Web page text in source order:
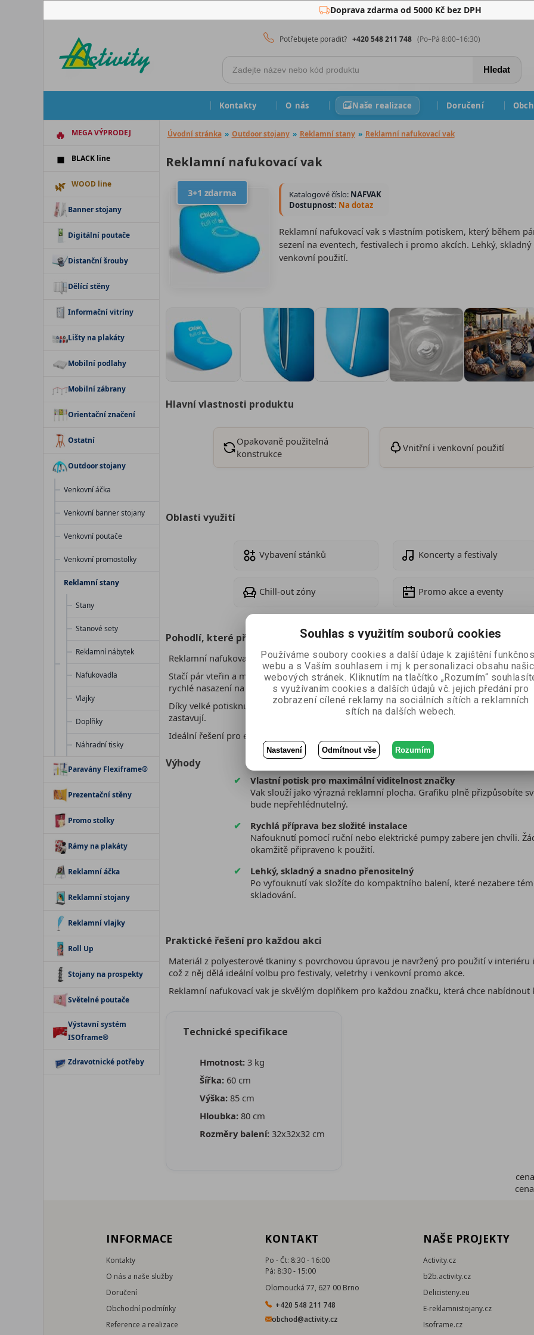
Doprava zdarma od 5000 Kč bez DPH
Potřebujete poradit? +420 548 211 748 (Po–Pá 8:00–16:30)
Hledat
Kontakty O nás Naše realizace Doručení
MEGA VÝPRODEJ
BLACK line
WOOD line
Banner stojany
Digitální poutače
Distanční šrouby
Dělící stěny
Informační vitríny
Lišty na plakáty
Mobilní podlahy
Mobilní zábrany
Orientační značení
Ostatní
Outdoor stojany
Venkovní áčka
Venkovní banner stojany
Venkovní poutače
Venkovní promostolky
Reklamní stany
Stany
Stanové sety
Reklamní nábytek
Nafukovadla
Vlajky
Doplňky
Náhradní tisky
Paravány Flexiframe®
Prezentační stěny
Promo stolky
Rámy na plakáty
Reklamní áčka
Reklamní stojany
Reklamní vlajky
Roll Up
Stojany na prospekty
Světelné poutače
Výstavní systém
ISOframe®
Zdravotnické potřeby
Úvodní stránka » Outdoor stojany » Reklamní stany » Reklamní nafukovací vak
Reklamní nafukovací vak
3+1 zdarma Katalogové číslo: NAFVAK
Dostupnost: Na dotaz
Reklamní nafukovací vak s vlastním potiskem, který během
sezení na eventech, festivalech i promo akcích. Lehký,
venkovní použití.
Hlavní vlastnosti produktu
Opakovaně použitelná
konstrukce
Vnitřní i venkovní použití
Oblasti využití
Vybavení stánků Koncerty a festivaly
Chill-out zóny Promo akce a eventy
Pohodlí, které přitahuje pozornost
Reklamní nafukovací vak je jednoduchý, ale extrémně efektivní způsob, jak vytvořit
Stačí pár vteřin a máte připravené pohodlné sezení bez složité montáže. Na rozdíl od
rychlé nasazení na jakékoliv akci.
Díky velké potisknutelné ploše zároveň funguje jako silný brandingový prvek, který
zastavují.
Ideální řešení pro eventy, kde chcete spojit komfort návštěvníků s efektivní prezentací.
Výhody
Vlastní potisk pro maximální viditelnost značky
Vak slouží jako výrazná reklamní plocha. Grafiku plně přizpůsobíte
bude nepřehlédnutelný.
Rychlá příprava bez složité instalace
Nafouknutí pomocí ruční nebo elektrické pumpy zabere jen chvíli.
okamžitě připraveno k použití.
Lehký, skladný a snadno přenositelný
Po vyfouknutí vak složíte do kompaktního balení, které nezabere
skladování.
Praktické řešení pro každou akci
Materiál z polyesterové tkaniny s povrchovou úpravou je navržený pro použití v
což z něj dělá ideální volbu pro festivaly, veletrhy i venkovní promo akce.
Reklamní nafukovací vak je skvělým doplňkem pro každou značku, která chce
Technické specifikace
Hmotnost: 3 kg
Šířka: 60 cm
Výška: 85 cm
Hloubka: 80 cm
Rozměry balení: 32x32x32 cm
INFORMACE
Kontakty
O nás a naše služby
Doručení
Obchodní podmínky
Reference a realizace
KONTAKT
Po - Čt: 8:30 - 16:00
Pá: 8:30 - 15:00
Olomoucká 77, 627 00 Brno
+420 548 211 748
obchod@activity.cz
NAŠE PROJEKTY
Activity.cz
b2b.activity.cz
Delicisteny.eu
E-reklamnistojany.cz
Isoframe.cz
Souhlas s využitím souborů cookies
Používáme soubory cookies a další údaje k zajištění
webu a s Vaším souhlasem i mj. k personalizaci obsahu
webových stránek. Kliknutím na tlačítko „Rozumím“
s využívaním cookies a dalších údajů vč. jejich předání pro
zobrazení cílené reklamy na sociálních sítích a reklamních
sítích na dalších webech.
Nastavení Odmítnout vše Rozumím